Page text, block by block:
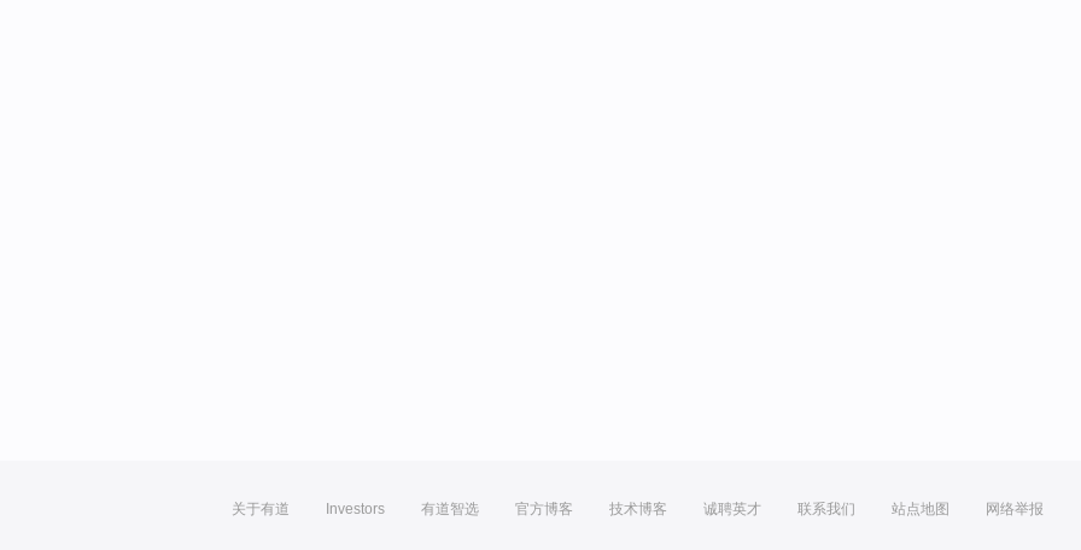
关于有道 Investors 有道智选 官方博客 技术博客 诚聘英才 联系我们 站点地图 网络举报